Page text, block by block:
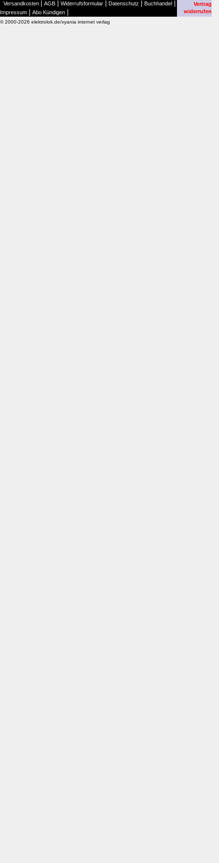
Versandkosten AGB Widerrufsformular Datenschutz Buchhandel
Impressum Abo Kündigen
Vertrag
widerrufen
© 2000-2026 elektrolok.de/xyania internet verlag